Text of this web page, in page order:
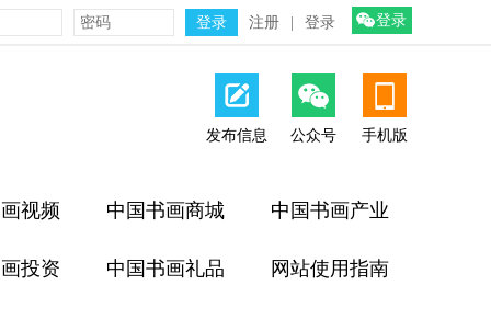
注册 登录 登录
发布信息 公众号 手机版
视频 中国书画商城 中国书画产业
投资 中国书画礼品 网站使用指南